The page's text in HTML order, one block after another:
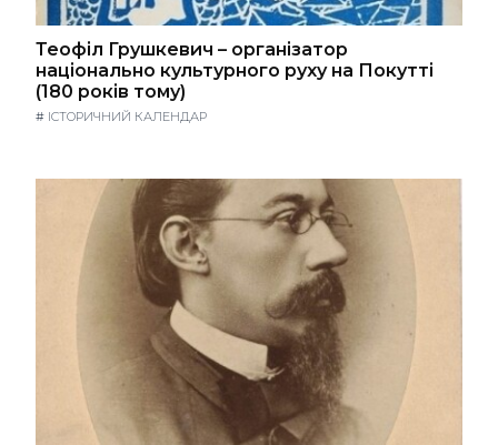
Теофіл Грушкевич – організатор
національно культурного руху на Покутті
(180 років тому)
# ІСТОРИЧНИЙ КАЛЕНДАР